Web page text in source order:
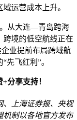
运营成本上升。
。从大连—青岛跨海
跨境的低空航线正在
企业提前布局跨域航
先飞红利”。
分享支持！
、上海证券报、央视
机制以各地官方发布